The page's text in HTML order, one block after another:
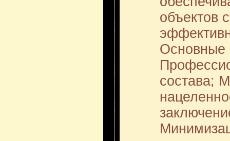
объектов
Основные
состава;